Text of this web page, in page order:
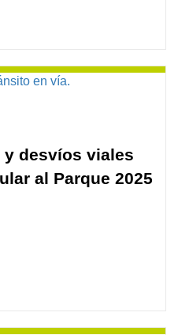
desvíos viales
al Parque 2025